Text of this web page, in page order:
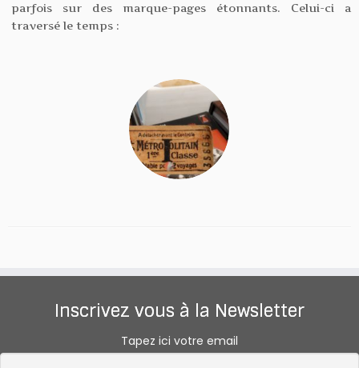
parfois sur des marque-pages étonnants. Celui-ci a
traversé le temps :
Inscrivez vous à la Newsletter
Tapez ici votre email